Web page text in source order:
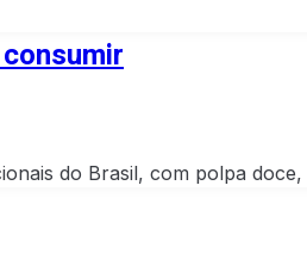
do Brasil, com polpa doce,